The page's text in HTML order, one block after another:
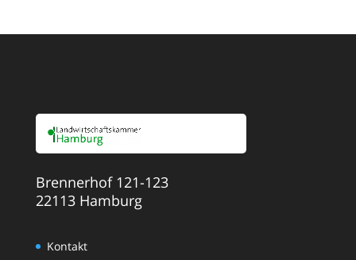
Brennerhof 121-123
22113 Hamburg
Kontakt